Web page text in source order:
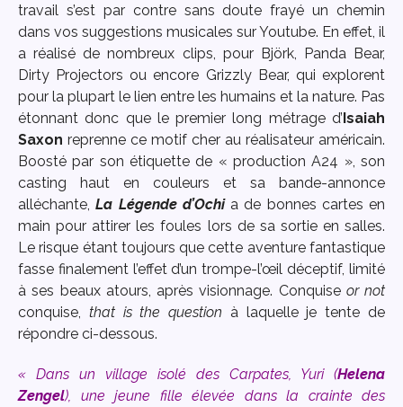
travail s’est par contre sans doute frayé un chemin
dans vos suggestions musicales sur Youtube. En effet, il
a réalisé de nombreux clips, pour Björk, Panda Bear,
Dirty Projectors ou encore Grizzly Bear, qui explorent
pour la plupart le lien entre les humains et la nature. Pas
étonnant donc que le premier long métrage d’Isaiah
Saxon reprenne ce motif cher au réalisateur américain.
Boosté par son étiquette de « production A24 », son
casting haut en couleurs et sa bande-annonce
alléchante,La Légende d’Ochi a de bonnes cartes en
main pour attirer les foules lors de sa sortie en salles.
Le risque étant toujours que cette aventure fantastique
fasse finalement l’effet d’un trompe-l’œil déceptif, limité
à ses beaux atours, après visionnage. Conquise or not
conquise, that is the question à laquelle je tente de
répondre ci-dessous.
« Dans un village isolé des Carpates, Yuri (Helena
Zengel), une jeune fille élevée dans la crainte des